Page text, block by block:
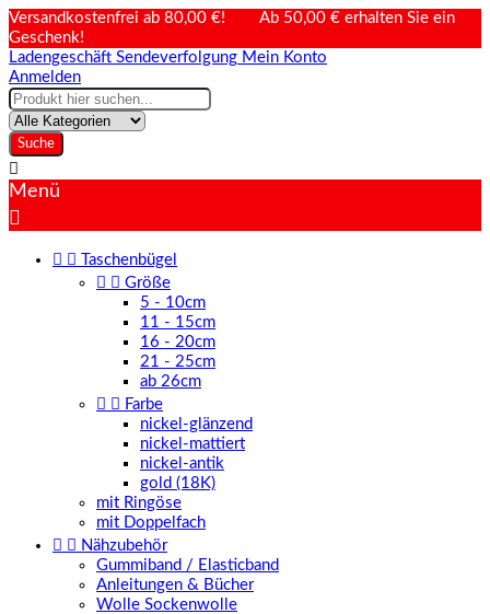
Versandkostenfrei ab 80,00 €! Ab 50,00 € erhalten Sie ein
Geschenk!
Ladengeschäft Sendeverfolgung Mein Konto
Anmelden
Suche

Menü

 
Taschenbügel
  Größe
5 - 10cm
11 - 15cm
16 - 20cm
21 - 25cm
ab 26cm
  Farbe
nickel-glänzend
nickel-mattiert
nickel-antik
gold (18K)
mit Ringöse
mit Doppelfach
  Nähzubehör
Gummiband / Elasticband
Anleitungen & Bücher
Wolle Sockenwolle